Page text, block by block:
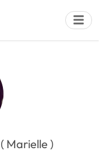
( Marielle )